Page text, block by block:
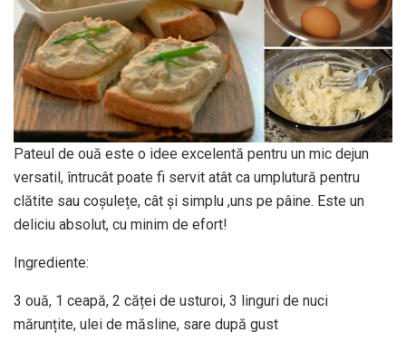
Pateul de ouă este o idee excelentă pentru un mic dejun
versatil, întrucât poate fi servit atât ca umplutură pentru
clătite sau coșulețe, cât și simplu ,uns pe pâine. Este un
deliciu absolut, cu minim de efort!
Ingrediente:
3 ouă, 1 ceapă, 2 căței de usturoi, 3 linguri de nuci
mărunțite, ulei de măsline, sare după gust